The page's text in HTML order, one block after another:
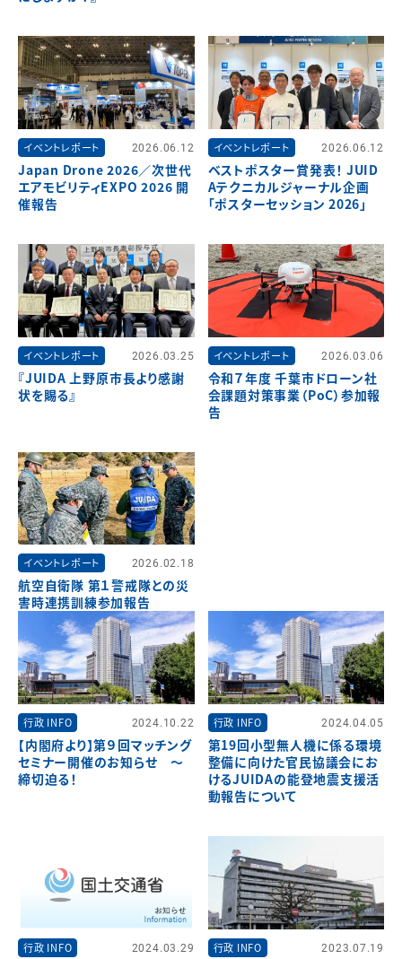
イベントレポート 2026.06.12
Japan Drone 2026／次世代
エアモビリティEXPO 2026 開
催報告
イベントレポート 2026.06.12
ベストポスター賞発表！ JUID
Aテクニカルジャーナル企画
「ポスターセッション 2026」
イベントレポート 2026.03.25
『JUIDA 上野原市長より感謝
状を賜る』
イベントレポート 2026.03.06
令和７年度 千葉市ドローン社
会課題対策事業（PoC）参加報
告
イベントレポート 2026.02.18
航空自衛隊 第１警戒隊との災
害時連携訓練参加報告
行政 INFO 2024.10.22
【内閣府より】第９回マッチング
セミナー開催のお知らせ ～
締切迫る！
行政 INFO 2024.04.05
第19回小型無人機に係る環境
整備に向けた官民協議会にお
けるJUIDAの能登地震支援活
動報告について
行政 INFO 2024.03.29 行政 INFO 2023.07.19